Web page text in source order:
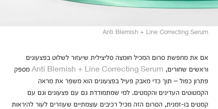
Anti Blemish + Line Correcting Serum
אם את מחפשת סרום המכיל חומצה סליצילית שיעזור לשלוט בפצעונים
וראשים שחורים, Anti Blemish + Line Correcting Serum מספק
פתרון כפול – תוך כדי מאבק פעיל בפצעונים הוא משפר את מראה
הקמטוטים העדינים והקמטים. למי שמתמודדת גם עם פצעונים וגם עם
קמטים בו-זמנית, הסרום הזה מכיל רכיבים עוצמתיים שעוזרים לעור להיראות